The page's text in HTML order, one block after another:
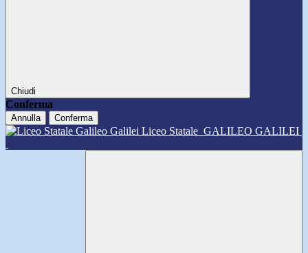
Chiudi
Conferma
Annulla Conferma
Liceo Statale GALILEO GALILEI